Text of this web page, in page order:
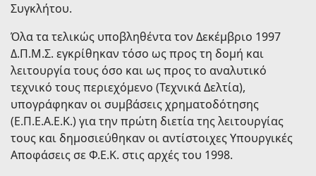
Συγκλήτου.
Όλα τα τελικώς υποβληθέντα τον Δεκέμβριο 1997
Δ.Π.Μ.Σ. εγκρίθηκαν τόσο ως προς τη δομή και
λειτουργία τους όσο και ως προς το αναλυτικό
τεχνικό τους περιεχόμενο (Τεχνικά Δελτία),
υπογράφηκαν οι συμβάσεις χρηματοδότησης
(Ε.Π.Ε.Α.Ε.Κ.) για την πρώτη διετία της λειτουργίας
τους και δημοσιεύθηκαν οι αντίστοιχες Υπουργικές
Αποφάσεις σε Φ.Ε.Κ. στις αρχές του 1998.